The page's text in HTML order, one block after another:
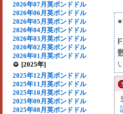
2026年07月英ポンドドル
2026年06月英ポンドドル
2026年05月英ポンドドル
2026年04月英ポンドドル
2026年03月英ポンドドル
2026年02月英ポンドドル
2026年01月英ポンドドル
[2025年]
2025年12月英ポンドドル
2025年11月英ポンドドル
2025年10月英ポンドドル
2025年09月英ポンドドル
2025年08月英ポンドドル